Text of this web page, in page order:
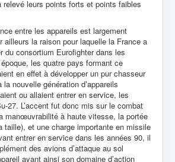
relevé leurs points forts et points faibles
entre les appareils est largement
ailleurs la raison pour laquelle la France a
du consortium Eurofighter dans les
les quatre pays formant ce
en effet à développer un pur chasseur
nouvelle génération d’appareils
ou allaient entrer en service, les
27. L’accent fut donc mis sur le combat
manœuvrabilité à haute vitesse, la portée
taille), et une charge importante en missile
entrer en service dans les années 90, il
des avions d’attaque au sol
ayant ainsi son domaine d’action